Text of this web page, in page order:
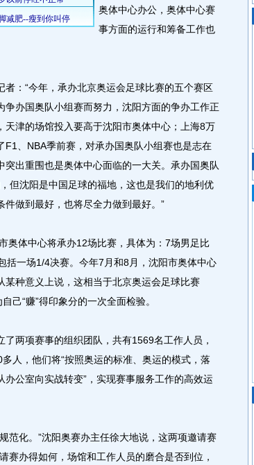
奥体中心办公，奥体中心赛
事方面的运行和筹备工作也
：“今年，承办北京奥运会足球比赛的五个赛区
办国奥队小组赛而努力，沈阳方面的争办工作正
天津的场馆投入要高于沈阳市奥体中心；上海8万
F1、NBA季前赛，对承办国奥队小组赛也是志在
出重围也是奥体中心面临的一大关。承办国奥队
但沈阳是中国足球的福地，这也是我们的地利优
做到最好，也将尽全力做到最好。”
体中心将承办12场比赛，具体为：7场男足比
括一场1/4决赛。今年7月和8月，沈阳市奥体中心
某种意义上说，这相当于北京奥运会足球比赛
己“赚”得印象分的一次全面检验。
两项赛事的组织团队，共有1569名工作人员，
人，他们将“按照奥运的标准、奥运的模式，落
公室向实战转变”，实现赛事服务工作的高效运
化。”沈阳奥赛办主任徐大地说，这两项邀请赛
赛办得如何，场馆和工作人员的磨合是否到位，